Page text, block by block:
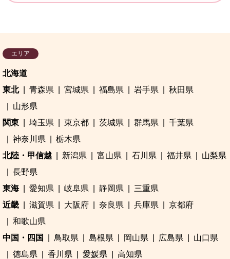
エリア
北海道
東北
青森県 宮城県 福島県 岩手県
秋田県
山形県
関東
埼玉県 東京都 茨城県 群馬県
千葉県
神奈川県
栃木県
北陸・甲信越
新潟県 富山県 石川県 福井県
山梨県
長野県
東海
愛知県 岐阜県 静岡県
三重県
近畿
滋賀県 大阪府 奈良県 兵庫県
京都府
和歌山県
中国・四国
鳥取県 島根県 岡山県 広島県
山口県
徳島県
香川県 愛媛県
高知県